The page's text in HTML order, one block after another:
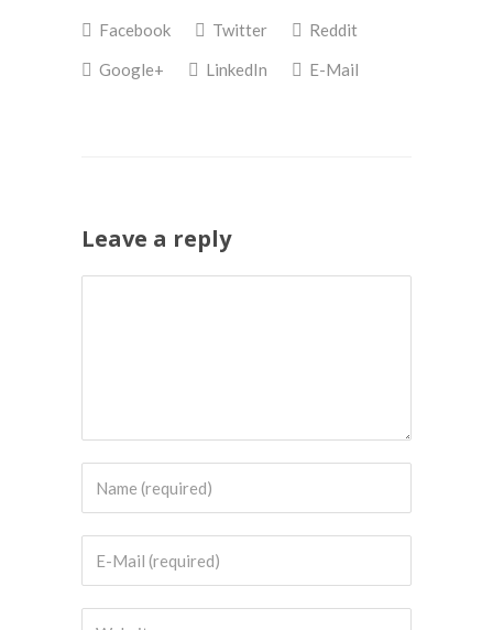
(Wordt
in
nieuw
venster
(Wordt
in
nieuw
venster
Facebook Twitter
Reddit
Google+
LinkedIn E-Mail
Leave a reply